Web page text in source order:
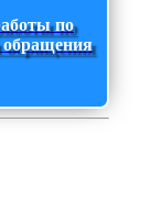
по
обращения